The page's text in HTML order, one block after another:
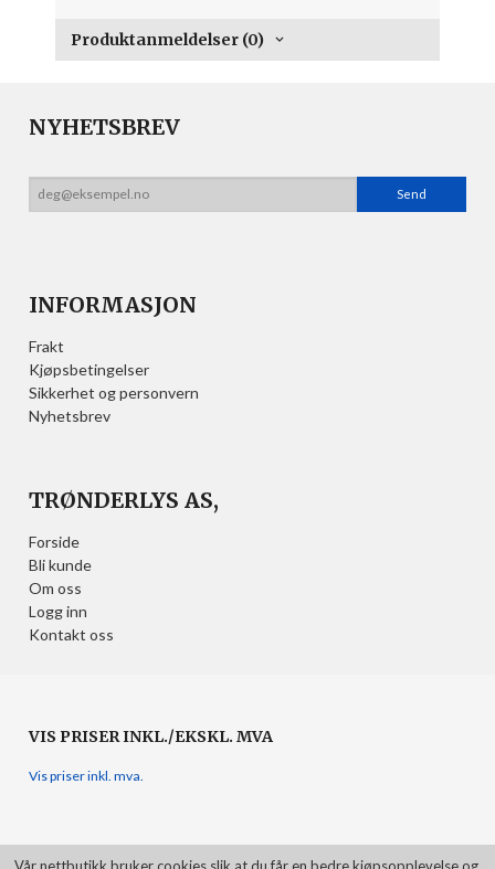
Produktanmeldelser (0)
NYHETSBREV
INFORMASJON
Frakt
Kjøpsbetingelser
Sikkerhet og personvern
Nyhetsbrev
TRØNDERLYS AS,
Forside
Bli kunde
Om oss
Logg inn
Kontakt oss
VIS PRISER INKL./EKSKL. MVA
Vis priser inkl. mva.
Vår nettbutikk bruker cookies slik at du får en bedre kjøpsopplevelse og